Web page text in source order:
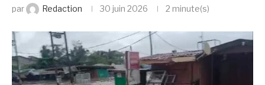
par Redaction 30 juin 2026 2 minute(s)